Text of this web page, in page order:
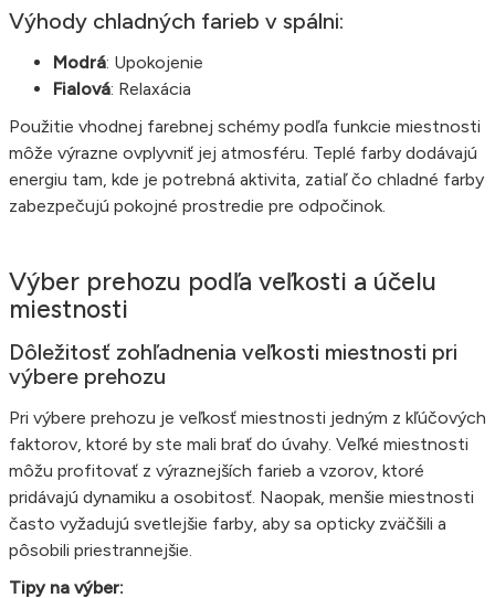
Výhody chladných farieb v spálni:
Modrá: Upokojenie
Fialová: Relaxácia
Použitie vhodnej farebnej schémy podľa funkcie miestnosti
môže výrazne ovplyvniť jej atmosféru. Teplé farby dodávajú
energiu tam, kde je potrebná aktivita, zatiaľ čo chladné farby
zabezpečujú pokojné prostredie pre odpočinok.
Výber prehozu podľa veľkosti a účelu
miestnosti
Dôležitosť zohľadnenia veľkosti miestnosti pri
výbere prehozu
Pri výbere prehozu je veľkosť miestnosti jedným z kľúčových
faktorov, ktoré by ste mali brať do úvahy. Veľké miestnosti
môžu profitovať z výraznejších farieb a vzorov, ktoré
pridávajú dynamiku a osobitosť. Naopak, menšie miestnosti
často vyžadujú svetlejšie farby, aby sa opticky zväčšili a
pôsobili priestrannejšie.
Tipy na výber: